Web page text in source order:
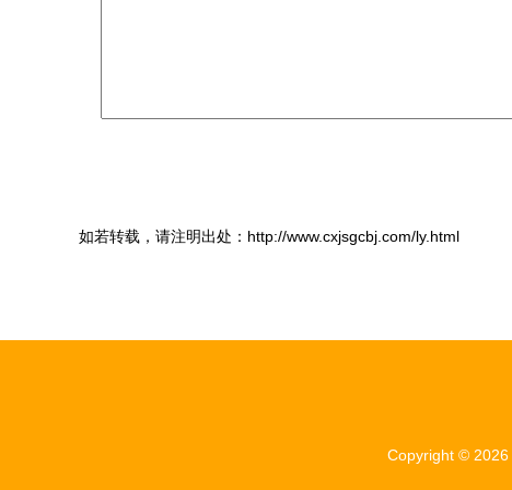
如若转载，请注明出处：http://www.cxjsgcbj.com/ly.html
Copyright © 2026